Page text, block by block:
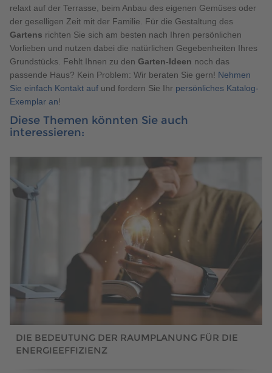
relaxt auf der Terrasse, beim Anbau des eigenen Gemüses oder
der geselligen Zeit mit der Familie. Für die Gestaltung des
Gartens richten Sie sich am besten nach Ihren persönlichen
Vorlieben und nutzen dabei die natürlichen Gegebenheiten Ihres
Grundstücks. Fehlt Ihnen zu den Garten-Ideen noch das
passende Haus? Kein Problem: Wir beraten Sie gern! Nehmen
Sie einfach Kontakt auf und fordern Sie Ihr persönliches Katalog-
Exemplar an!
Diese Themen könnten Sie auch
interessieren:
DIE BEDEUTUNG DER RAUMPLANUNG FÜR DIE
ENERGIEEFFIZIENZ